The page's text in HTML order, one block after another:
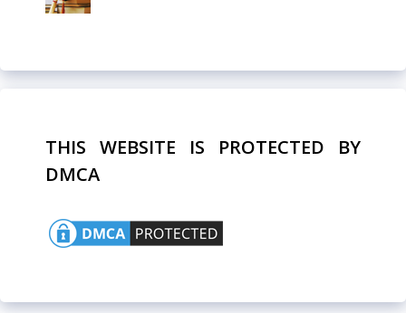
THIS WEBSITE IS PROTECTED BY
DMCA